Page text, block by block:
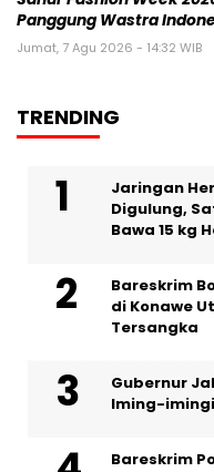
Panggung Wastra
Jumat, 7 Agu 2026 - 14:32 WIB
TRENDING
Jaringan
Digulung,
Bawa 15 kg
Bareskrim
di Konawe
Tersangka
Gubernur
Iming-
Bareskrim